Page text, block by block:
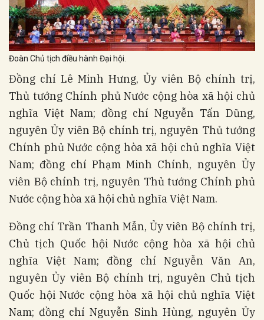
Đoàn Chủ tịch điều hành Đại hội.
Đồng chí Lê Minh Hưng, Ủy viên Bộ chính trị,
Thủ tướng Chính phủ Nước cộng hòa xã hội chủ
nghĩa Việt Nam; đồng chí Nguyễn Tấn Dũng,
nguyên Ủy viên Bộ chính trị, nguyên Thủ tướng
Chính phủ Nước cộng hòa xã hội chủ nghĩa Việt
Nam; đồng chí Phạm Minh Chính, nguyên Ủy
viên Bộ chính trị, nguyên Thủ tướng Chính phủ
Nước cộng hòa xã hội chủ nghĩa Việt Nam.
Đồng chí Trần Thanh Mẫn, Ủy viên Bộ chính trị,
Chủ tịch Quốc hội Nước cộng hòa xã hội chủ
nghĩa Việt Nam; đồng chí Nguyễn Văn An,
nguyên Ủy viên Bộ chính trị, nguyên Chủ tịch
Quốc hội Nước cộng hòa xã hội chủ nghĩa Việt
Nam; đồng chí Nguyễn Sinh Hùng, nguyên Ủy